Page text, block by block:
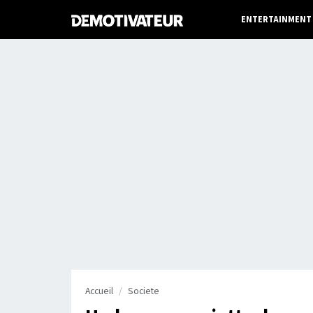
ENTERTAINMENT
Accueil Societe